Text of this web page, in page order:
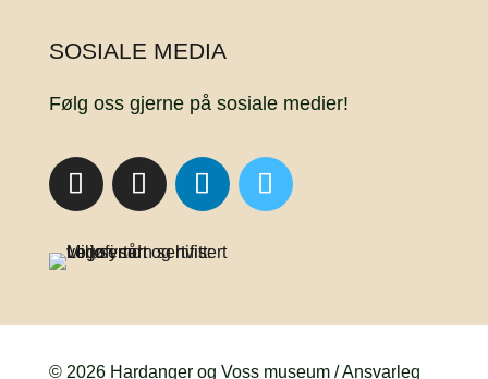
SOSIALE MEDIA
Følg oss gjerne på sosiale medier!
© 2026 Hardanger og Voss museum / Ansvarleg